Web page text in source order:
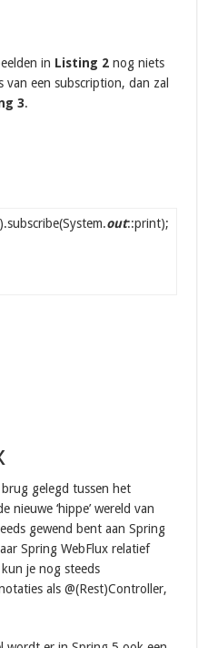
in Listing 2 nog niets
van een subscription, dan zal
3.
).subscribe(System.out::print);
gelegd tussen het
nieuwe ‘hippe’ wereld van
gewend bent aan Spring
Spring WebFlux relatief
je nog steeds
als @(Rest)Controller,